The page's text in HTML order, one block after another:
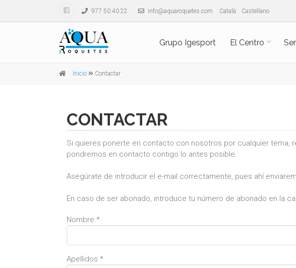
977 50 40 22 info@aquaroquetes.com Català Castellano
Grupo Igesport El Centro
Inicio Contactar
CONTACTAR
Si quieres ponerte en contacto con nosotros por cualquier tema,
pondremos en contacto contigo lo antes posible.
Asegúrate de introducir el e-mail correctamente, pues ahí
En caso de ser abonado, introduce tu número de abonado en la
Nombre *
Apellidos *